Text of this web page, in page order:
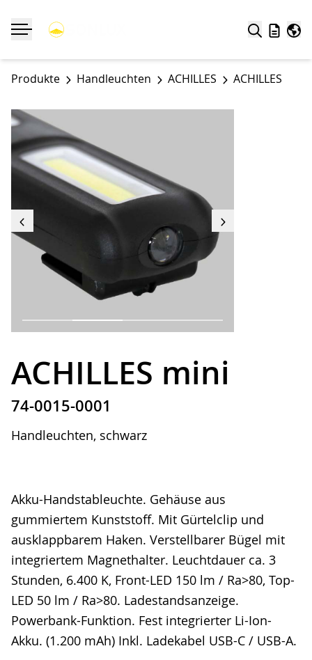
Navigation ein-/ausklappen
Suche
Produkte Handleuchten ACHILLES ACHILLES
ACHILLES mini
74-0015-0001
Handleuchten, schwarz
Akku-Handstableuchte. Gehäuse aus
gummiertem Kunststoff. Mit Gürtelclip und
ausklappbarem Haken. Verstellbarer Bügel mit
integriertem Magnethalter. Leuchtdauer ca. 3
Stunden, 6.400 K, Front-LED 150 lm / Ra>80, Top-
LED 50 lm / Ra>80. Ladestandsanzeige.
Powerbank-Funktion. Fest integrierter Li-Ion-
Akku. (1.200 mAh) Inkl. Ladekabel USB-C / USB-A.